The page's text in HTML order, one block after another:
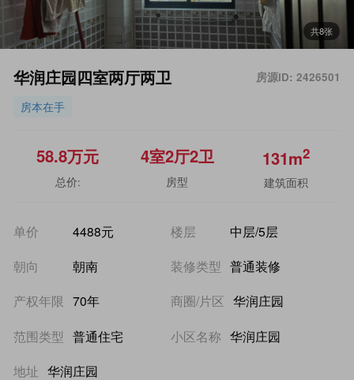
共8张
华润庄园四室两厅两卫 房源ID: 2426501
房本在手
58.8万元
总价:
4室2厅2卫
房型
131m2
建筑面积
单价 4488元 楼层 中层/5层
朝向 朝南 装修类型 普通装修
产权年限 70年 商圈/片区 华润庄园
范围类型 普通住宅 小区名称 华润庄园
地址 华润庄园